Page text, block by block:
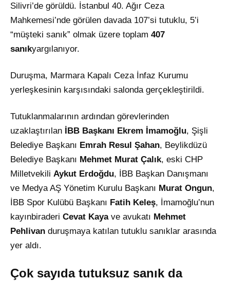
Silivri’de görüldü. İstanbul 40. Ağır Ceza
Mahkemesi’nde görülen davada 107’si tutuklu, 5’i
“müşteki sanık” olmak üzere toplam 407
sanıkyargılanıyor.
Duruşma, Marmara Kapalı Ceza İnfaz Kurumu
yerleşkesinin karşısındaki salonda gerçekleştirildi.
Tutuklanmalarının ardından görevlerinden
uzaklaştırılan İBB Başkanı Ekrem İmamoğlu, Şişli
Belediye Başkanı Emrah Resul Şahan, Beylikdüzü
Belediye Başkanı Mehmet Murat Çalık, eski CHP
Milletvekili Aykut Erdoğdu, İBB Başkan Danışmanı
ve Medya AŞ Yönetim Kurulu Başkanı Murat Ongun,
İBB Spor Kulübü Başkanı Fatih Keleş, İmamoğlu’nun
kayınbiraderi Cevat Kayave avukatı Mehmet
Pehlivan duruşmaya katılan tutuklu sanıklar arasında
yer aldı.
Çok sayıda tutuksuz sanık da